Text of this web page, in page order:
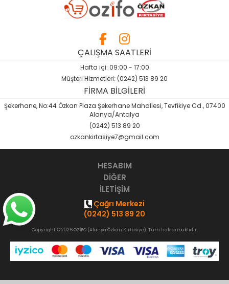
Oyuncak & Spor Gereçleri
Yardımcı Kaynak Kitaplar
ÇALIŞMA SAATLERİ
Hafta içi: 09:00 - 17:00
Müşteri Hizmetleri: (0242) 513 89 20
FİRMA BİLGİLERİ
Şekerhane, No:44 Özkan Plaza Şekerhane Mahallesi, Tevfikiye Cd., 07400
Alanya/Antalya
(0242) 513 89 20
ozkankirtasiye7@gmail.com
HESABIM
DİĞER
İLETİŞİM
Çağrı Merkezi
(0242) 513 89 20
Copyright © 2026 OZİFO (Alanya Özkan Kırtasiye). Tüm hakları saklıdır.